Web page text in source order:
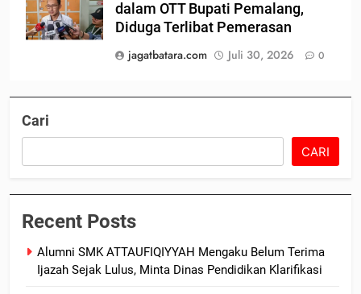
dalam OTT Bupati Pemalang,
Diduga Terlibat Pemerasan
jagatbatara.com
Juli 30, 2026 0
Cari
CARI
Recent Posts
Alumni SMK ATTAUFIQIYYAH Mengaku Belum Terima
Ijazah Sejak Lulus, Minta Dinas Pendidikan Klarifikasi